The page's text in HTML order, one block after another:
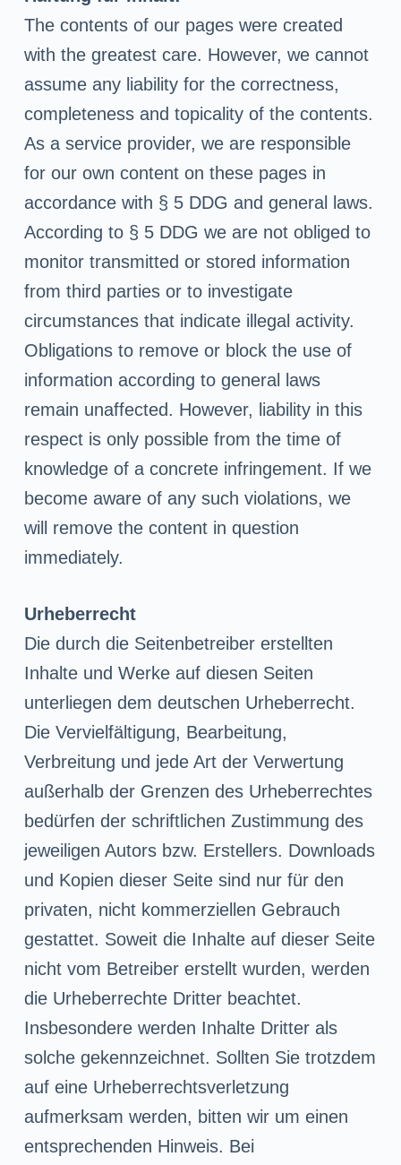
The contents of our pages were created
with the greatest care. However, we cannot
assume any liability for the correctness,
completeness and topicality of the contents.
As a service provider, we are responsible
for our own content on these pages in
accordance with § 5 DDG and general laws.
According to § 5 DDG we are not obliged to
monitor transmitted or stored information
from third parties or to investigate
circumstances that indicate illegal activity.
Obligations to remove or block the use of
information according to general laws
remain unaffected. However, liability in this
respect is only possible from the time of
knowledge of a concrete infringement. If we
become aware of any such violations, we
will remove the content in question
immediately.
Urheberrecht
Die durch die Seitenbetreiber erstellten
Inhalte und Werke auf diesen Seiten
unterliegen dem deutschen Urheberrecht.
Die Vervielfältigung, Bearbeitung,
Verbreitung und jede Art der Verwertung
außerhalb der Grenzen des Urheberrechtes
bedürfen der schriftlichen Zustimmung des
jeweiligen Autors bzw. Erstellers. Downloads
und Kopien dieser Seite sind nur für den
privaten, nicht kommerziellen Gebrauch
gestattet. Soweit die Inhalte auf dieser Seite
nicht vom Betreiber erstellt wurden, werden
die Urheberrechte Dritter beachtet.
Insbesondere werden Inhalte Dritter als
solche gekennzeichnet. Sollten Sie trotzdem
auf eine Urheberrechtsverletzung
aufmerksam werden, bitten wir um einen
entsprechenden Hinweis. Bei